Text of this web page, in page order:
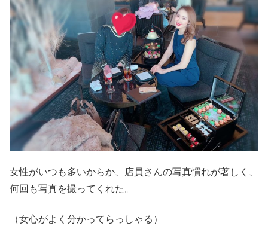
女性がいつも多いからか、店員さんの写真慣れが著しく、
何回も写真を撮ってくれた。
（女心がよく分かってらっしゃる）